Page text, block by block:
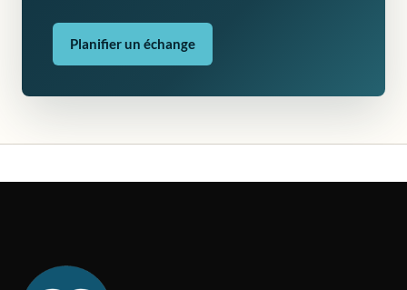
Planifier un échange